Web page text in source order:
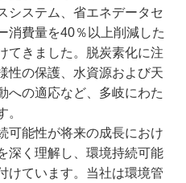
システム、省エネデータセ
消費量を40％以上削減した
てきました。脱炭素化に注
性の保護、水資源および天
への適応など、多岐にわた
。
可能性が将来の成長におけ
深く理解し、環境持続可能
けています。当社は環境管